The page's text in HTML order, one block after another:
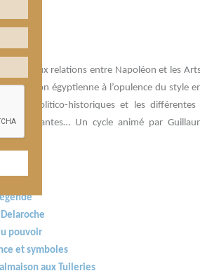
aux relations entre Napoléon et les
la passion égyptienne à l’opulence du style
politico-historiques et les différentes
fascinantes… Un cycle animé par
pouvoir
et symboles
aux Tuileries